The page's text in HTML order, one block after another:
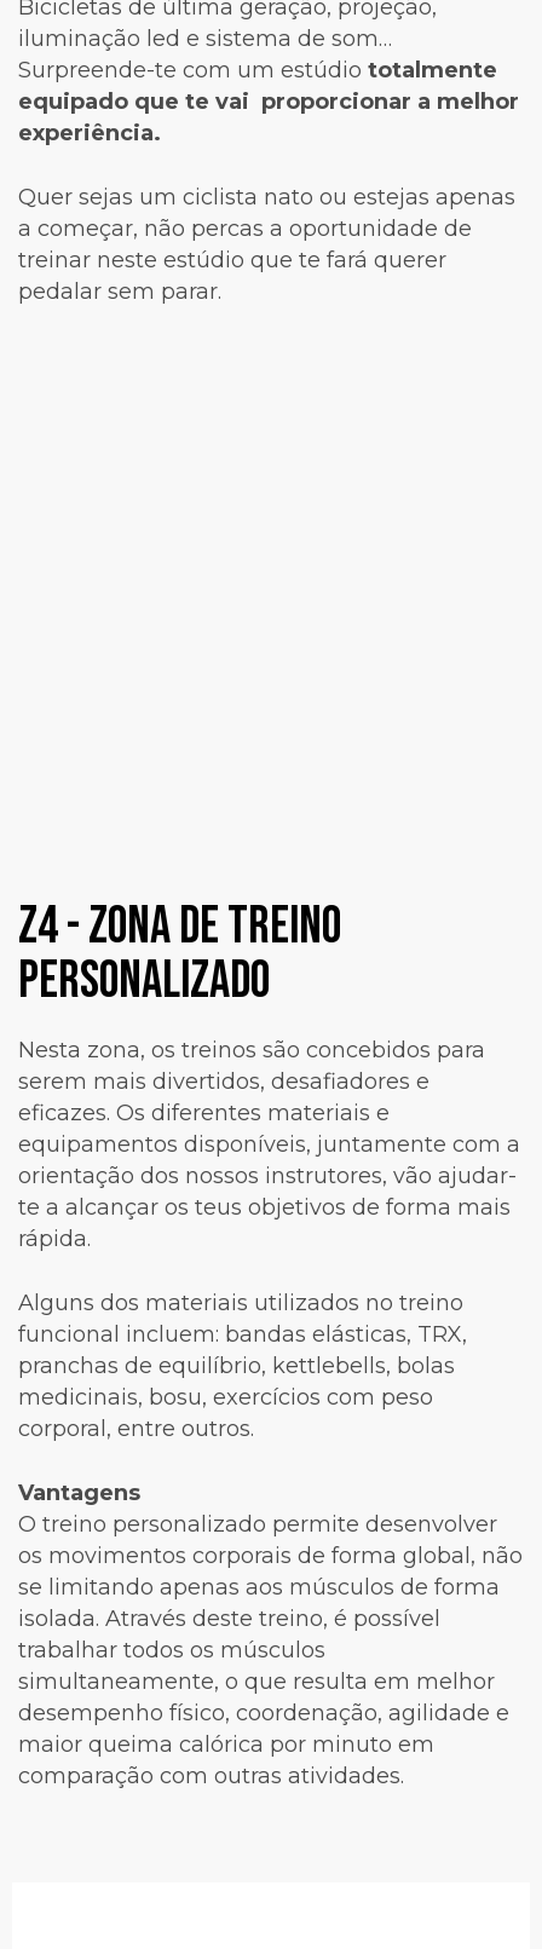
Bicicletas de última geração, projeção,
iluminação led e sistema de som…
Surpreende-te com um estúdio totalmente
equipado que te vai proporcionar a melhor
experiência.
Quer sejas um ciclista nato ou estejas apenas
a começar, não percas a oportunidade de
treinar neste estúdio que te fará querer
pedalar sem parar.
z4 - Zona de Treino
Personalizado
Nesta zona, os treinos são concebidos para
serem mais divertidos, desafiadores e
eficazes. Os diferentes materiais e
equipamentos disponíveis, juntamente com a
orientação dos nossos instrutores, vão ajudar-
te a alcançar os teus objetivos de forma mais
rápida.
Alguns dos materiais utilizados no treino
funcional incluem: bandas elásticas, TRX,
pranchas de equilíbrio, kettlebells, bolas
medicinais, bosu, exercícios com peso
corporal, entre outros.
Vantagens
O treino personalizado permite desenvolver
os movimentos corporais de forma global, não
se limitando apenas aos músculos de forma
isolada. Através deste treino, é possível
trabalhar todos os músculos
simultaneamente, o que resulta em melhor
desempenho físico, coordenação, agilidade e
maior queima calórica por minuto em
comparação com outras atividades.